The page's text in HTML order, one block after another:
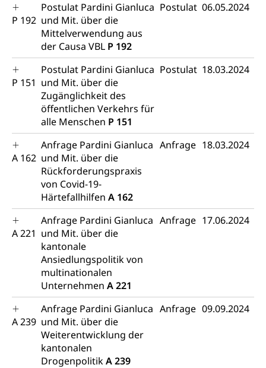
P 192
Postulat Pardini Gianluca
und Mit. über die
Mittelverwendung aus
der Causa VBL P 192
Postulat 06.05.2024
P 151
Postulat Pardini Gianluca
und Mit. über die
Zugänglichkeit des
öffentlichen Verkehrs für
alle Menschen P 151
Postulat 18.03.2024
A 162
Anfrage Pardini Gianluca
und Mit. über die
Rückforderungspraxis
von Covid-19-
Härtefallhilfen A 162
Anfrage 18.03.2024
A 221
Anfrage Pardini Gianluca
und Mit. über die
kantonale
Ansiedlungspolitik von
multinationalen
Unternehmen A 221
Anfrage 17.06.2024
A 239
Anfrage Pardini Gianluca
und Mit. über die
Weiterentwicklung der
kantonalen
DrogenpolitikA 239
Anfrage 09.09.2024
Wildtiere
Halten von Wildtieren
Haltung Heimtiere
Hunde
Ärztliche Todesbescheinigung
Sicherheit
Armee
Militär, Militärdienst, Militärdienstpflicht,
Wehrpflicht, Berufssoldat, Militärdienstverweigerer,
Dienstverweigerer, Militärdienstverweigerung,
Wehrpflichtersatz, Wehrpflichtersatzabgabe
Militär
Schweizer Armee
Erwerbsausfallentschädigung (WAS Luzern)
Bevölkerungsschutz
Katastrophenschutz, Katastrophenhilfe, Polizei,
Feuerwehr, Gesundheitswesen, technische Betriebe,
Alarmierung, Sirenentest
Kantonaler Führungsstab
Polizei
Ordnungskräfte, Sicherheit, öffentliche Ordnung
Versorgung
Vorratshaltung, Vorrat
Wasserversorgung
Waffen
Waffenerwerbsschein, Waffenschein, Waffenbüro,
Waffentragen, Selbstverteidigung